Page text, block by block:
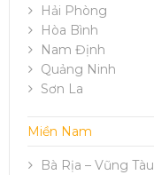
Hải Phòng
Hòa Bình
Nam Định
Quảng Ninh
Sơn La
Miền Nam
Bà Rịa – Vũng Tàu